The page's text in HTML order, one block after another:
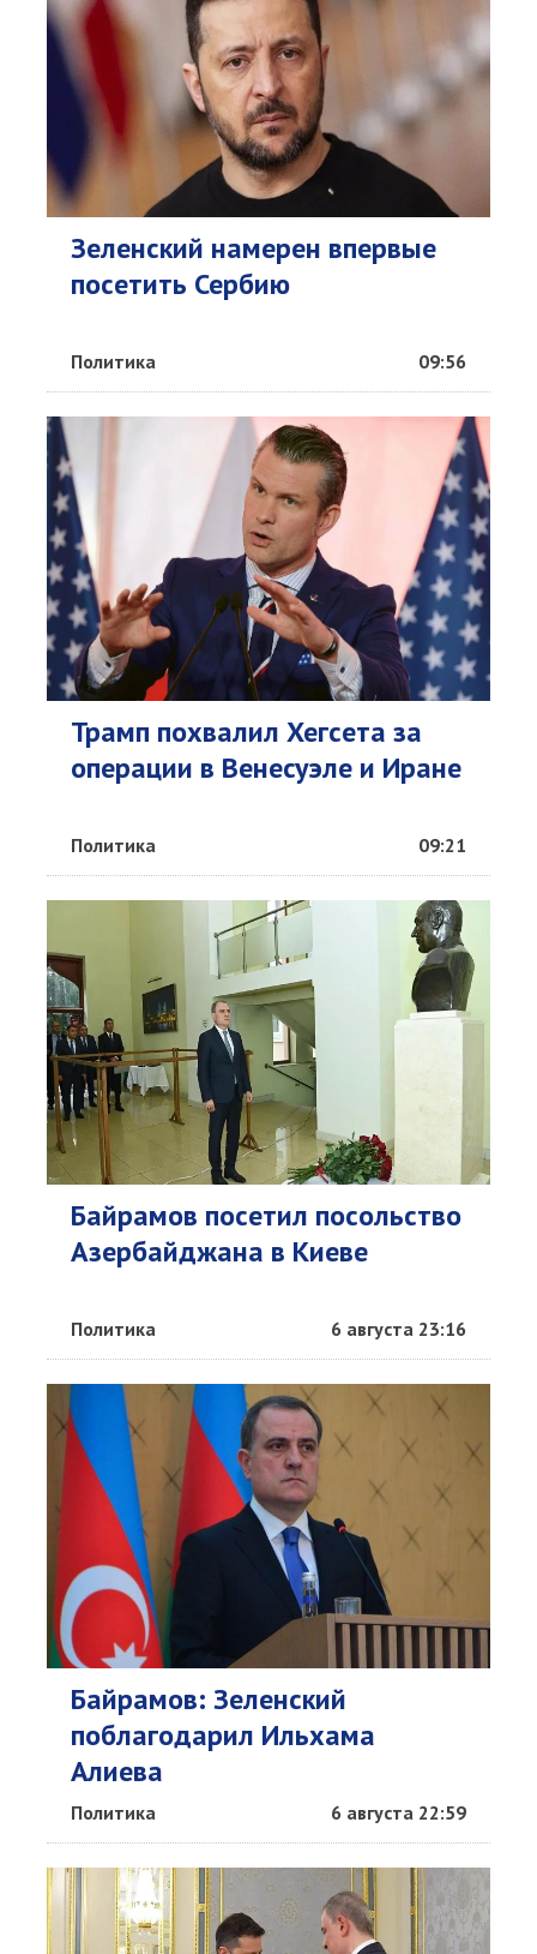
Зеленский намерен впервые
посетить Сербию
Политика 09:56
Трамп похвалил Хегсета за
операции в Венесуэле и Иране
Политика 09:21
Байрамов посетил посольство
Азербайджана в Киеве
Политика 6 августа 23:16
Байрамов: Зеленский
поблагодарил Ильхама
Алиева
Политика 6 августа 22:59